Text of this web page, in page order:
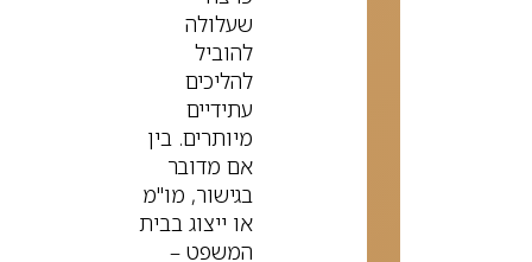
שעלולה
להוביל
להליכים
עתידיים
מיותרים. בין
אם מדובר
בגישור, מו"מ
או ייצוג בבית
המשפט –